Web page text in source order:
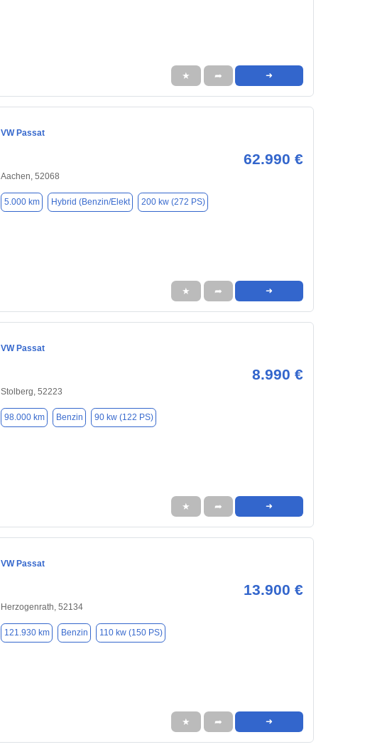
★ ➦ ➜
VW Passat
62.990 €
Aachen, 52068
5.000 km Hybrid (Benzin/Elekt 200 kw (272 PS)
★ ➦ ➜
VW Passat
8.990 €
Stolberg, 52223
98.000 km Benzin 90 kw (122 PS)
★ ➦ ➜
VW Passat
13.900 €
Herzogenrath, 52134
121.930 km Benzin 110 kw (150 PS)
★ ➦ ➜